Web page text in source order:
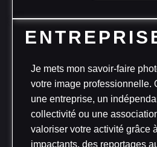
Je mets mon savoir-faire
votre image professionnelle.
une entreprise, un
collectivité ou une
valoriser votre activité grâce
impactants, des reportages